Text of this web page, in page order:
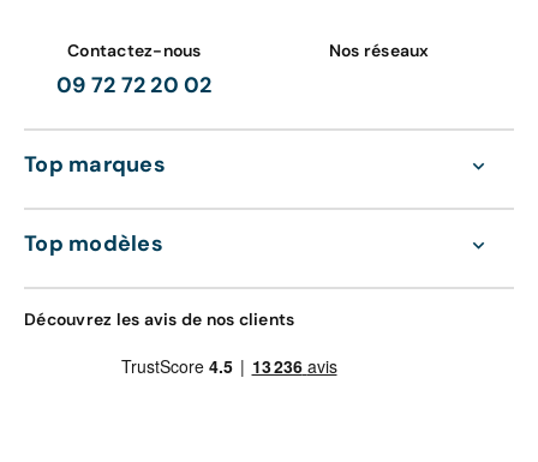
Contactez-nous
09 72 72 20 02
Nos réseaux
Top marques
Top modèles
Découvrez les avis de nos clients